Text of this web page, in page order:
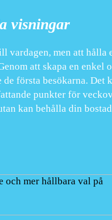
visningar
vardagen, men att hålla
att skapa en enkel
första besökarna. Det
punkter för
kan behålla din